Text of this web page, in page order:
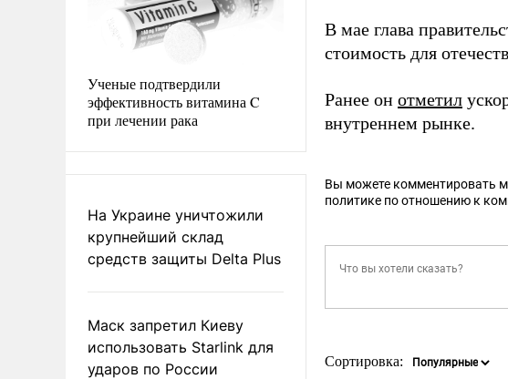
Ученые подтвердили
эффективность витамина C
при лечении рака
На Украине уничтожили
крупнейший склад
средств защиты Delta Plus
Маск запретил Киеву
использовать Starlink для
ударов по России
В мае глава
стоимость для
Ранее он отметил
внутреннем рынке.
Вы можете комментировать
политике по отношению к
Сортировка: